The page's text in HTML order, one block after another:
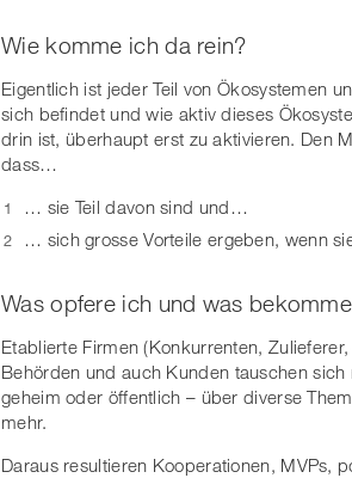
Wie komme ich da rein?
Eigentlich ist jeder Teil von Ökosystemen
sich befindet und wie aktiv dieses
drin ist, überhaupt erst zu aktivieren. Den
dass…
… sie Teil davon sind und…
… sich grosse Vorteile ergeben, wenn
Was opfere ich und was
Etablierte Firmen (Konkurrenten,
Behörden und auch Kunden tauschen
geheim oder öffentlich – über diverse
mehr.
Daraus resultieren Kooperationen, MVPs,